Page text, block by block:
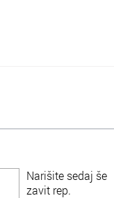
Narišite sedaj še
zavit rep.